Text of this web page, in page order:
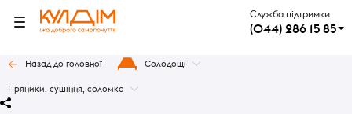
Служба підтримки
(044) 286 15 85
Назад до головної Солодощі
Пряники, сушіння, соломка